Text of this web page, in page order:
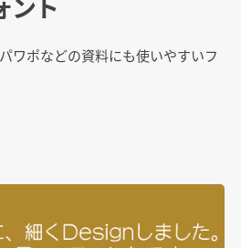
ント
ワポなどの資料にも使いやすいフ